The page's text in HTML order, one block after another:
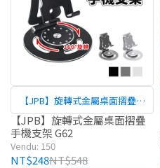
【JPB】旋轉式金屬桌面摺疊手
機支架 G62
【JPB】旋轉式金屬桌面摺疊
手機支架 G62
Vendu: 150
NT$248NT$548